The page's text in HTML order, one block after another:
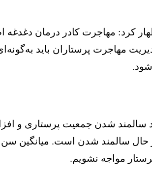
مهاجرت پرستاران باید
شود.
سالمند شدن جمعیت پرستاری
مواجه نشویم.